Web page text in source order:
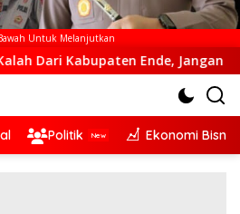
Untuk Melanjutkan
Kabupaten Ende, Jangan Pilih
Politik Ekonomi Bisnis